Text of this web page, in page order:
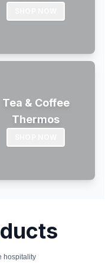
Tea & Coffee
Thermos
hospitality